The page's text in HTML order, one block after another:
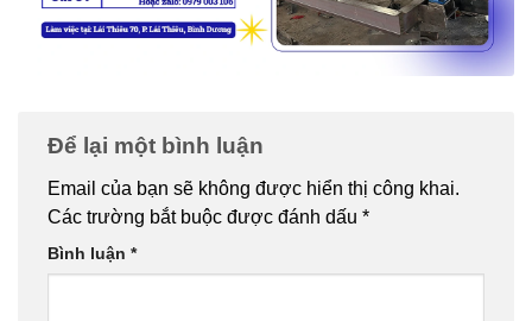
Để lại một bình luận
Email của bạn sẽ không được hiển thị công khai.
Các trường bắt buộc được đánh dấu *
Bình luận *